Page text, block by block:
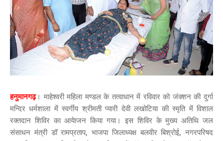
हनुमानगढ़। माहेश्वरी महिला मण्डल के तत्वाधान में रविवार को जंक्शन की दुर्गा
मन्दिर धर्मशाला में स्वर्गीय श्रीमती प्यारी देवी लखोटिया की स्मृति में विशाल
रक्तदान शिविर का आयेाजन किया गया। इस शिविर के मुख्य अतिथि जल
संसाधन मंत्री डॉ रामप्रताप, भाजपा जिलाध्यक्ष बलवीर बिश्रोई, नगरपरिषद